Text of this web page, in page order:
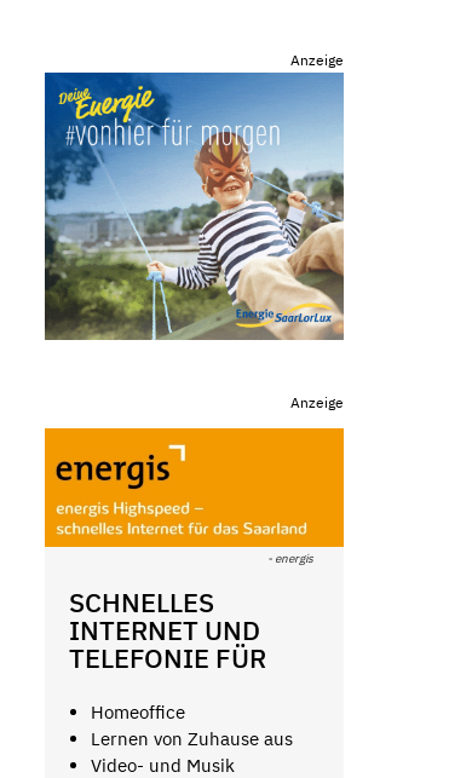
Anzeige
Anzeige
- energis
SCHNELLES
INTERNET UND
TELEFONIE FÜR
Homeoffice
Lernen von Zuhause aus
Video- und Musik